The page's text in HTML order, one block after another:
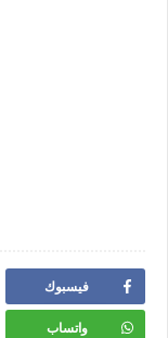
فيسبوك
واتساب